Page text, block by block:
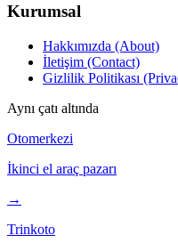
Kurumsal
Hakkımızda (About)
İletişim (Contact)
Gizlilik Politikası
Aynı çatı altında
Otomerkezi
İkinci el araç pazarı
→
Trinkoto